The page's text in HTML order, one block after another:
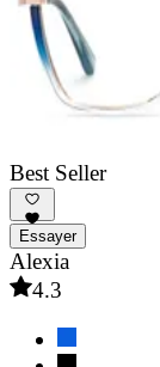
Best Seller
Essayer
Alexia
4.3